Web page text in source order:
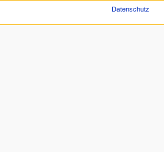
Datenschutz